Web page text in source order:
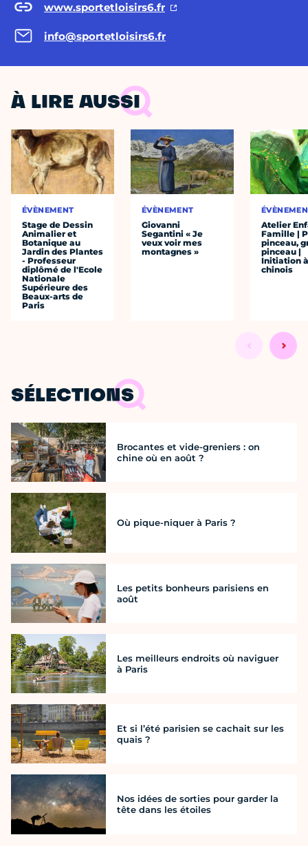
www.sportetloisirs6.fr
info@sportetloisirs6.fr
À LIRE AUSSI
ÉVÈNEMENT
Stage de Dessin
Animalier et
Botanique au
Jardin des Plantes
- Professeur
diplômé de l'Ecole
Nationale
Supérieure des
Beaux-arts de
Paris
ÉVÈNEMENT
Giovanni
Segantini « Je
veux voir mes
montagnes »
Atelier
Famille |
pinceau,
pinceau |
Initiation
chinois
SÉLECTIONS
Brocantes et vide-greniers : on
chine où en août ?
Où pique-niquer à Paris ?
Les petits bonheurs parisiens en
août
Les meilleurs endroits où naviguer
à Paris
Et si l’été parisien se cachait sur les
quais ?
Nos idées de sorties pour garder la
tête dans les étoiles